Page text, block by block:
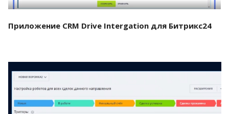
Приложение CRM Drive Intergation для Битрикс24